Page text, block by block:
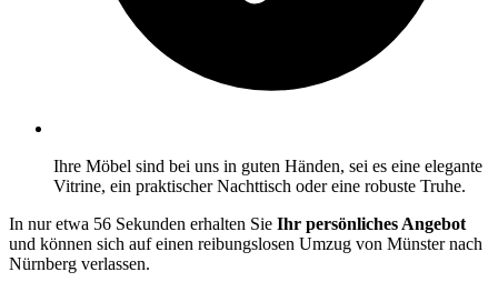
Ihre Möbel sind bei uns in guten Händen, sei es eine elegante
Vitrine, ein praktischer Nachttisch oder eine robuste Truhe.
In nur etwa 56 Sekunden erhalten Sie Ihr persönliches Angebot
und können sich auf einen reibungslosen Umzug von Münster nach
Nürnberg verlassen.